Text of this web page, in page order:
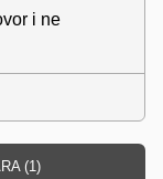
i ne
(1)